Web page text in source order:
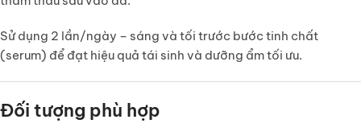
Sử dụng 2 lần/ngày – sáng và tối trước bước tinh chất
(serum) để đạt hiệu quả tái sinh và dưỡng ẩm tối ưu.
Đối tượng phù hợp